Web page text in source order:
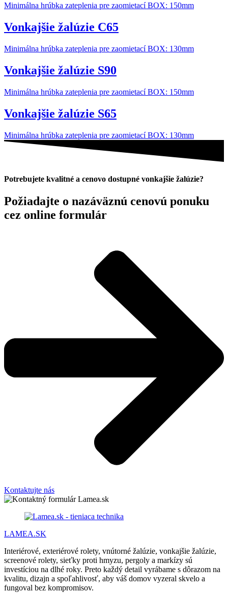
Minimálna hrúbka zateplenia pre zaomietací BOX: 150mm
Vonkajšie žalúzie C65
Minimálna hrúbka zateplenia pre zaomietací BOX: 130mm
Vonkajšie žalúzie S90
Minimálna hrúbka zateplenia pre zaomietací BOX: 150mm
Vonkajšie žalúzie S65
Minimálna hrúbka zateplenia pre zaomietací BOX: 130mm
Potrebujete kvalitné a cenovo dostupné vonkajšie žalúzie?
Požiadajte o nazáväznú cenovú ponuku
cez online formulár
Kontaktujte nás
LAMEA.SK
Interiérové, exteriérové rolety, vnútorné žalúzie, vonkajšie žalúzie,
screenové rolety, sieťky proti hmyzu, pergoly a markízy sú
investíciou na dlhé roky. Preto každý detail vyrábame s dôrazom na
kvalitu, dizajn a spoľahlivosť, aby váš domov vyzeral skvelo a
fungoval bez kompromisov.